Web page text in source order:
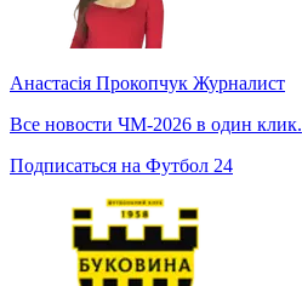
Анастасія Прокопчук Журналист
Все новости ЧМ-2026 в один клик.
Подписаться на Футбол 24